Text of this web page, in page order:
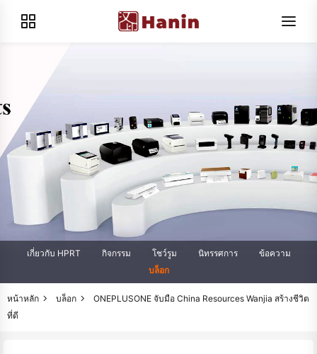
เกี่ยวกับ HPRT กิจกรรม โชว์รูม นิทรรศการ
ข้อความ
บล็อก
หน้าหลัก บล็อก
ONEPLUSONE จับมือ China Resources Wanjia สร้างชีวิต
ที่ดี